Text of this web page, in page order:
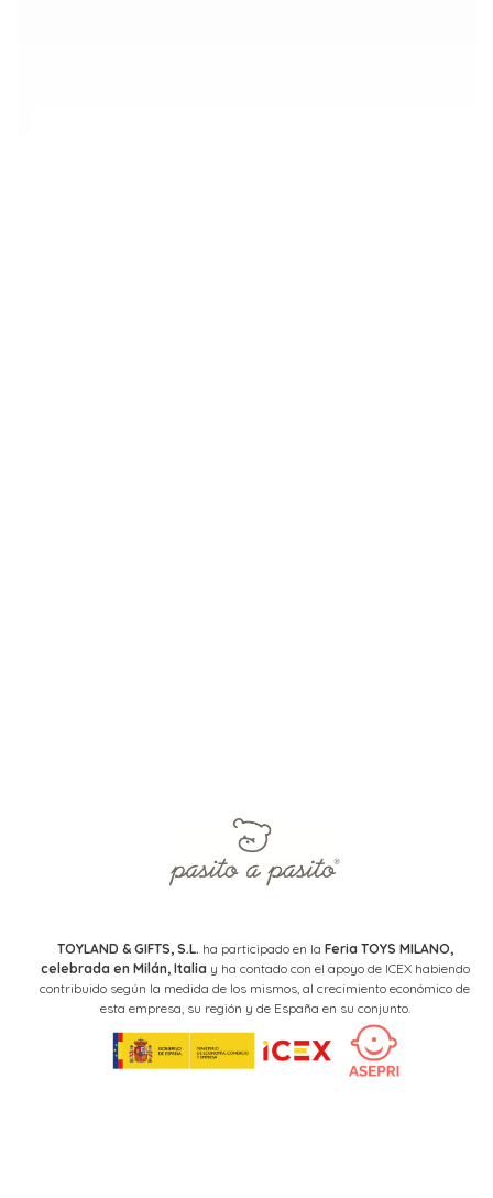
TOYLAND & GIFTS, S.L. ha participado en la Feria TOYS MILANO,
celebrada en Milán, Italiay ha contado con el apoyo de ICEX habiendo
contribuido según la medida de los mismos, al crecimiento económico de
esta empresa, su región y de España en su conjunto.